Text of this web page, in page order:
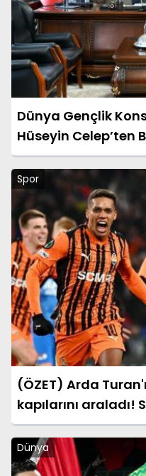
Dünya Gençlik
Hüseyin Celep’ten
Aydın’a Ziyaret
Spor
(ÖZET) Arda
kapılarını
Alkmaar maçı
Konferans Ligi)
Dünya